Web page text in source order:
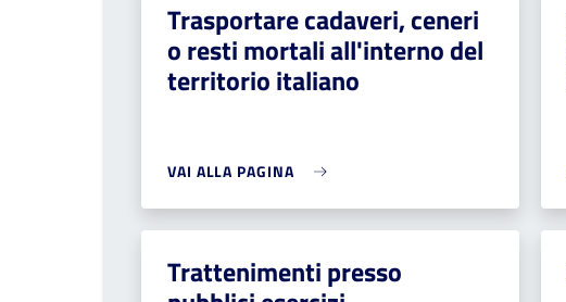
Trasportare cadaveri, ceneri
o resti mortali all'interno del
territorio italiano
VAI ALLA PAGINA
Trattenimenti presso